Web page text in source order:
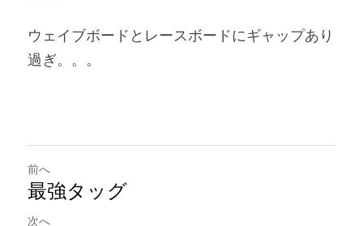
ウェイブボードとレースボードにギャップあり
過ぎ。。。
前へ
最強タッグ
次へ